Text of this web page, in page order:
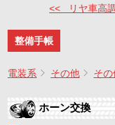
<< リヤ車高
整備手帳
電装系 その他 その
ホーン交換